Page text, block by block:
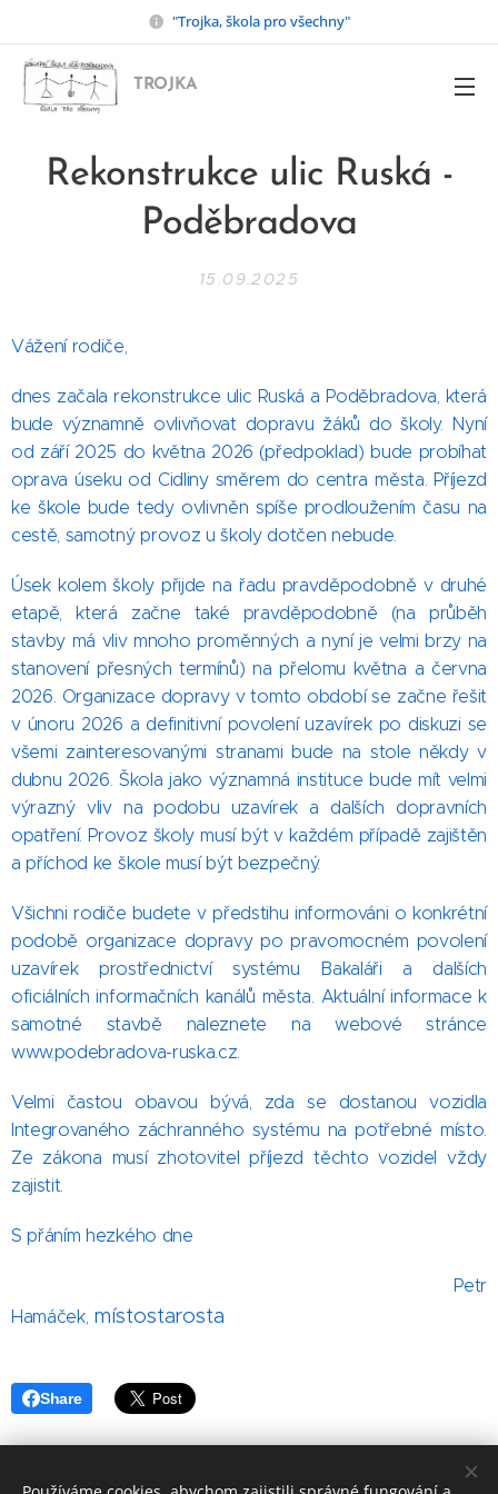
"Trojka, škola pro všechny"
TROJKA
Rekonstrukce ulic Ruská -
Poděbradova
15.09.2025
Vážení rodiče,
dnes začala rekonstrukce ulic Ruská a Poděbradova, která
bude významně ovlivňovat dopravu žáků do školy. Nyní
od září 2025 do května 2026 (předpoklad) bude probíhat
oprava úseku od Cidliny směrem do centra města. Příjezd
ke škole bude tedy ovlivněn spíše prodloužením času na
cestě, samotný provoz u školy dotčen nebude.
Úsek kolem školy přijde na řadu pravděpodobně v druhé
etapě, která začne také pravděpodobně (na průběh
stavby má vliv mnoho proměnných a nyní je velmi brzy na
stanovení přesných termínů) na přelomu května a června
2026. Organizace dopravy v tomto období se začne řešit
v únoru 2026 a definitivní povolení uzavírek po diskuzi se
všemi zainteresovanými stranami bude na stole někdy v
dubnu 2026. Škola jako významná instituce bude mít velmi
výrazný vliv na podobu uzavírek a dalších dopravních
opatření. Provoz školy musí být v každém případě zajištěn
a příchod ke škole musí být bezpečný.
Všichni rodiče budete v předstihu informováni o konkrétní
podobě organizace dopravy po pravomocném povolení
uzavírek prostřednictví systému Bakaláři a dalších
oficiálních informačních kanálů města. Aktuální informace k
samotné stavbě naleznete na webové stránce
www.podebradova-ruska.cz.
Velmi častou obavou bývá, zda se dostanou vozidla
Integrovaného záchranného systému na potřebné místo.
Ze zákona musí zhotovitel příjezd těchto vozidel vždy
zajistit.
S přáním hezkého dne
Petr
Hamáček, místostarosta
Share